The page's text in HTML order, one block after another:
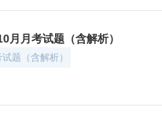
月考试题（含解析）
题（含解析）